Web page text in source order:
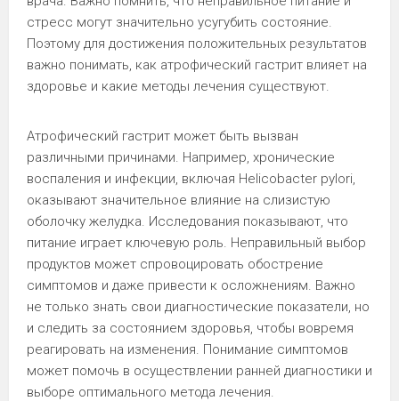
стресс могут значительно усугубить состояние.
Поэтому для достижения положительных результатов
важно понимать, как атрофический гастрит влияет на
здоровье и какие методы лечения существуют.
Атрофический гастрит может быть вызван
различными причинами. Например, хронические
воспаления и инфекции, включая Helicobacter pylori,
оказывают значительное влияние на слизистую
оболочку желудка. Исследования показывают, что
питание играет ключевую роль. Неправильный выбор
продуктов может спровоцировать обострение
симптомов и даже привести к осложнениям. Важно
не только знать свои диагностические показатели, но
и следить за состоянием здоровья, чтобы вовремя
реагировать на изменения. Понимание симптомов
может помочь в осуществлении ранней диагностики и
выборе оптимального метода лечения.